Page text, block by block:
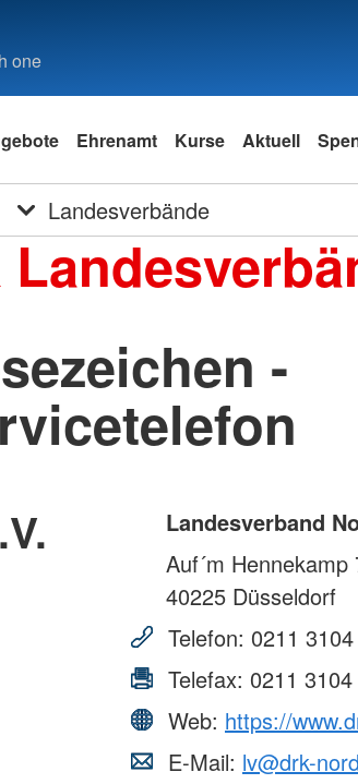
one
Ehrenamt Kurse Aktuell
Landesverbände
-
Landesverband
Auf´m Hennekamp
40225 Düsseldorf
Telefon: 0211
Telefax: 0211
Web: https://
E-Mail: lv@drk-